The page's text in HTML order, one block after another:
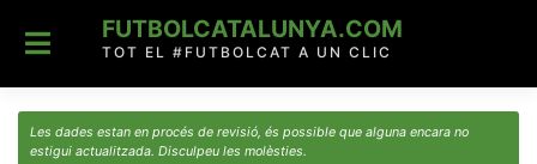
content
FUTBOLCATALUNYA.COM
TOT EL #FUTBOLCAT A UN CLIC
Les dades estan en procés de revisió, és possible que alguna encara no
estigui actualitzada. Disculpeu les molèsties.